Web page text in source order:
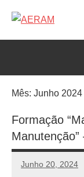
para
o
AERAM
da
RAM
Mês: Junho 2024
Formação
Junho 20, 2024
aeram
Sem